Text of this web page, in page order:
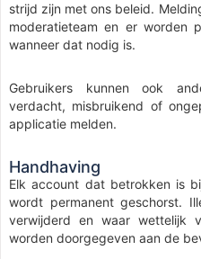
strijd zijn met ons beleid.
moderatieteam en er worden
wanneer dat nodig is.
Gebruikers kunnen ook
verdacht, misbruikend of
applicatie melden.
Handhaving
Elk account dat betrokken is
wordt permanent geschorst.
verwijderd en waar wettelijk
worden doorgegeven aan de